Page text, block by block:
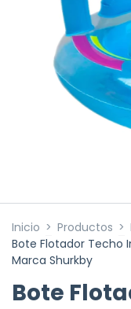
Inicio > Productos >
Bote Flotador Techo
Marca Shurkby
Bote